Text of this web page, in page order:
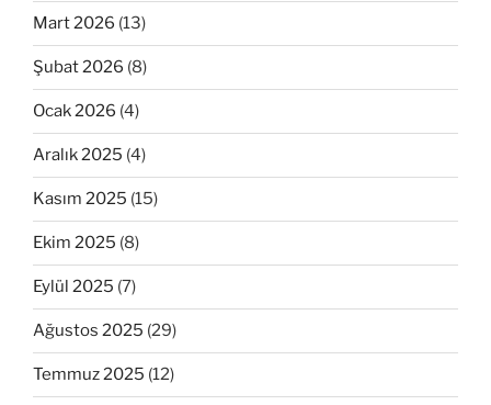
Mart 2026 (13)
Şubat 2026 (8)
Ocak 2026 (4)
Aralık 2025 (4)
Kasım 2025 (15)
Ekim 2025 (8)
Eylül 2025 (7)
Ağustos 2025 (29)
Temmuz 2025 (12)